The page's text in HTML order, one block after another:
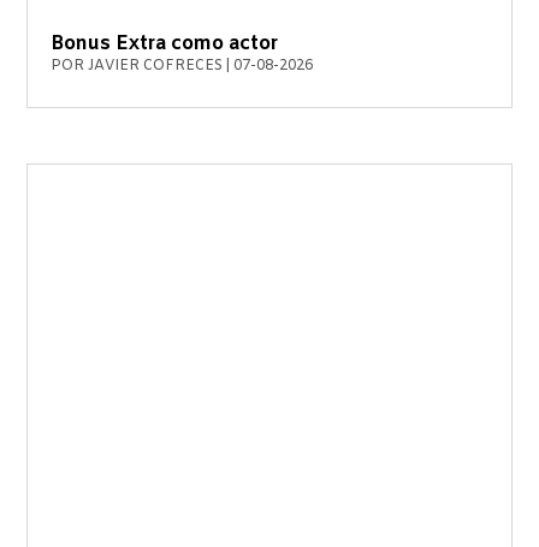
Bonus Extra como actor
PORJAVIER COFRECES 07-08-2026